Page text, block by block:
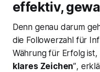
effektiv,
Denn genau darum
die Followerzahl für
Währung für Erfolg
klares Zeichen”,